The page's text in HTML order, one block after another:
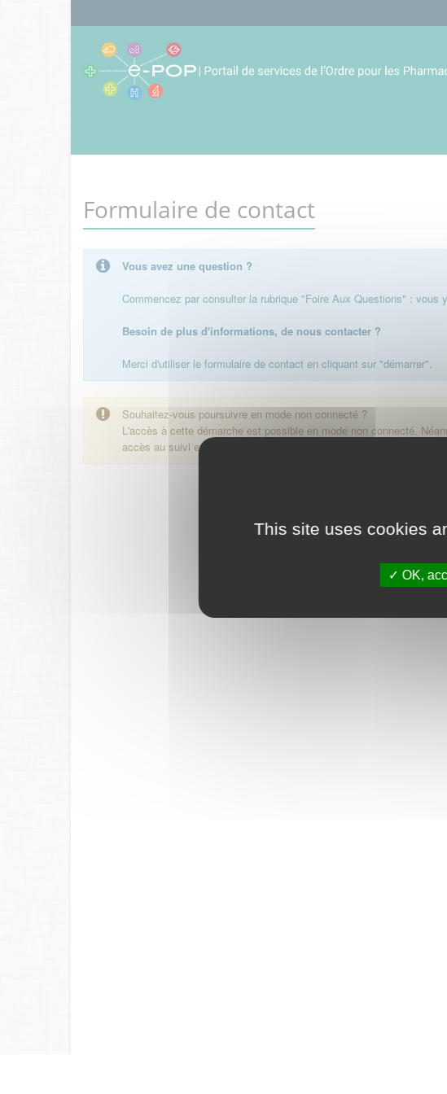
This site uses cookies
OK,
Formulaire de contact
Vous avez une question ?
Commencez par consulter la rubrique "Foire Aux Questions" :
Besoin de plus d'informations, de nous contacter ?
Merci d'utiliser le formulaire de contact en cliquant sur "démarrer".
Souhaitez-vous poursuivre en mode non connecté ?
L'accès à cette démarche est possible en mode non connecté.
accès au suivi en ligne de la démarche.